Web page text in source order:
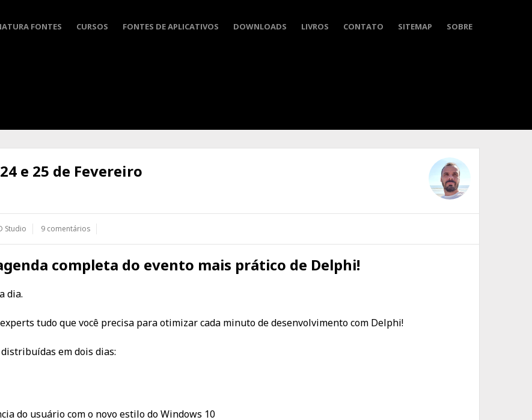
FONTES CURSOS FONTES DE APLICATIVOS DOWNLOADS LIVROS CONTATO SITEMAP SOBRE
e 25 de Fevereiro
Studio 9 comentários
completa do evento mais prático de Delphi!
dia.
tudo que você precisa para otimizar cada minuto de desenvolvimento com Delphi!
em dois dias:
do usuário com o novo estilo do Windows 10